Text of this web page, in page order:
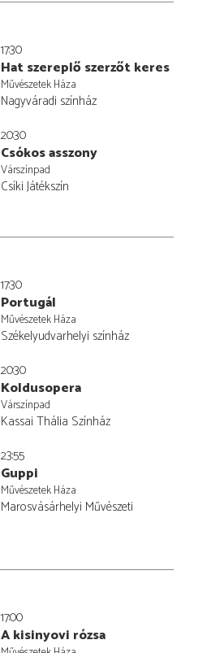
17:30
Hat szereplő szerzőt keres
Művészetek Háza
Nagyváradi színház
20:30
Csókos asszony
Várszínpad
Csíki Játékszín
17:30
Portugál
Művészetek Háza
Székelyudvarhelyi színház
20:30
Koldusopera
Várszínpad
Kassai Thália Színház
23:55
Guppi
Művészetek Háza
Marosvásárhelyi Művészeti
17:00
A kisinyovi rózsa